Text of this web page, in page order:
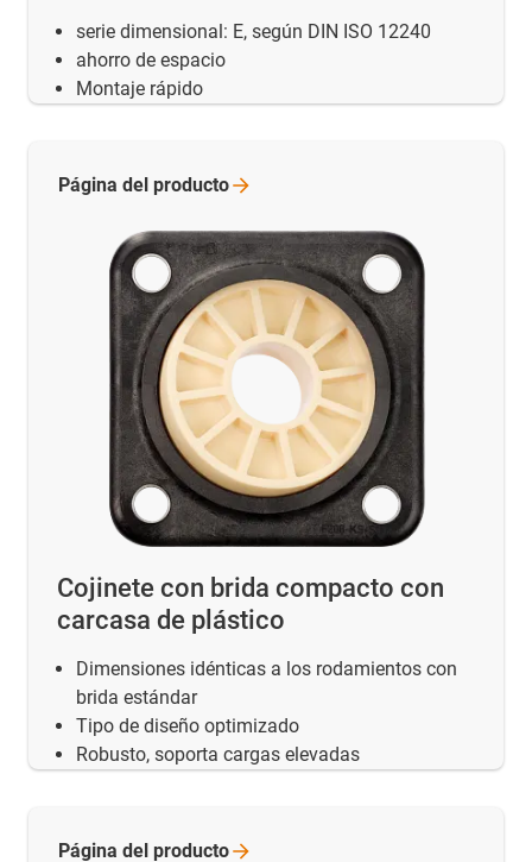
serie dimensional: E, según DIN ISO 12240
ahorro de espacio
Montaje rápido
Cojinete con brida compacto con
carcasa de plástico
Dimensiones idénticas a los rodamientos con
brida estándar
Tipo de diseño optimizado
Robusto, soporta cargas elevadas
Página del producto
Página del producto